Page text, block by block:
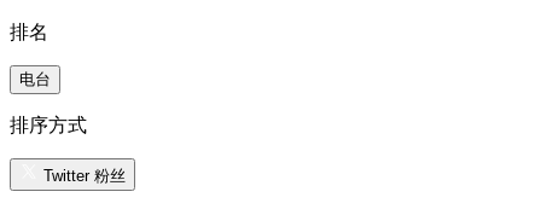
排名
电台
排序方式
Twitter 粉丝